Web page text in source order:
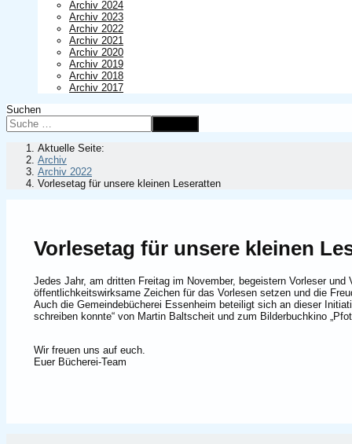
Archiv 2024
Archiv 2023
Archiv 2022
Archiv 2021
Archiv 2020
Archiv 2019
Archiv 2018
Archiv 2017
Suchen
Aktuelle Seite:
Archiv
Archiv 2022
Vorlesetag für unsere kleinen Leseratten
Vorlesetag für unsere kleinen
Jedes Jahr, am dritten Freitag im November, begeistern Vorleser
öffentlichkeitswirksame Zeichen für das Vorlesen setzen und die
Auch die Gemeindebücherei Essenheim beteiligt sich an dieser
schreiben konnte“ von Martin Baltscheit und zum Bilderbuchkino
Wir freuen uns auf euch.
Euer Bücherei-Team